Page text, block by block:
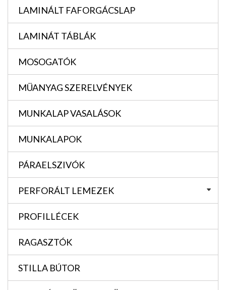
LAMINÁLT FAFORGÁCSLAP
LAMINÁT TÁBLÁK
MOSOGATÓK
MÜANYAG SZERELVÉNYEK
MUNKALAP VASALÁSOK
MUNKALAPOK
PÁRAELSZIVÓK
PERFORÁLT LEMEZEK
PROFILLÉCEK
RAGASZTÓK
STILLA BÚTOR